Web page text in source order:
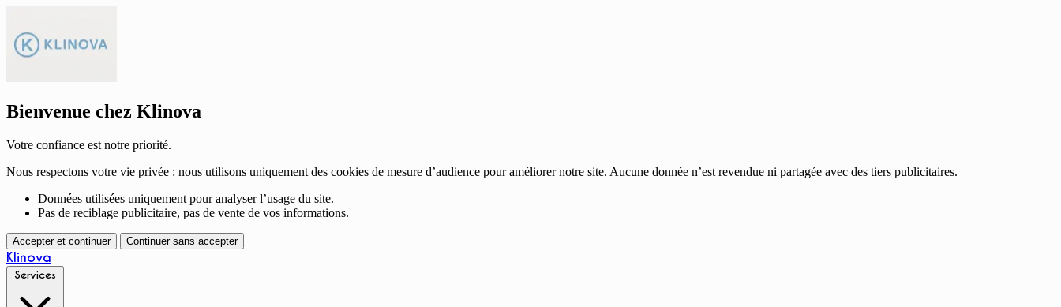
Bienvenue chez Klinova
Votre confiance est notre priorité.
Nous respectons votre vie privée : nous utilisons uniquement des cookies de mesure d’audience pour améliorer notre site. Aucune donnée n’est revendue ni partagée avec des tiers publicitaires.
Données utilisées uniquement pour analyser l’usage du site.
Pas de reciblage publicitaire, pas de vente de vos informations.
Accepter et continuer Continuer sans accepter
Klinova